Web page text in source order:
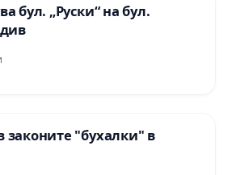
бул. „Руски“ на бул.
законите "бухалки" в